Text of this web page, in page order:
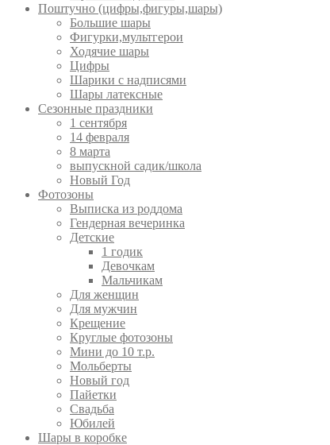
Поштучно (цифры,фигуры,шары)
Большие шары
Фигурки,мультгерои
Ходячие шары
Цифры
Шарики с надписями
Шары латексные
Сезонные праздники
1 сентября
14 февраля
8 марта
выпускной садик/школа
Новый Год
Фотозоны
Выписка из роддома
Гендерная вечеринка
Детские
1 годик
Девочкам
Мальчикам
Для женщин
Для мужчин
Крещение
Круглые фотозоны
Мини до 10 т.р.
Мольберты
Новый год
Пайетки
Свадьба
Юбилей
Шары в коробке